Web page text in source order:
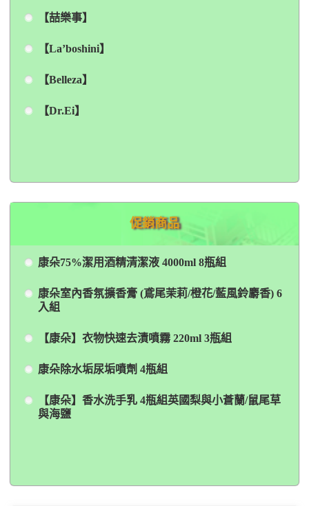
【喆樂事】
【La’boshini】
【Belleza】
【Dr.Ei】
促銷商品
康朵75%潔用酒精清潔液 4000ml 8瓶組
康朵室內香氛擴香膏 (鳶尾茉莉/橙花/藍風鈴麝香) 6
入組
【康朵】衣物快速去漬噴霧 220ml 3瓶組
康朵除水垢尿垢噴劑 4瓶組
【康朵】香水洗手乳 4瓶組英國梨與小蒼蘭/鼠尾草
與海鹽